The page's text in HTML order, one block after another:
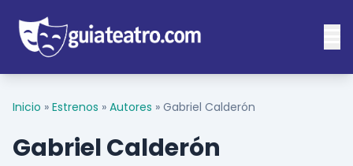
Inicio » Estrenos » Autores » Gabriel Calderón
Gabriel Calderón